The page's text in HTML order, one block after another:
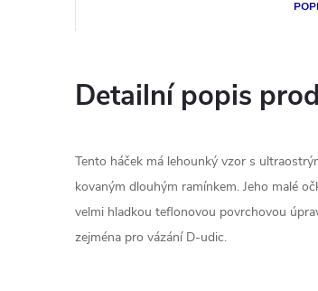
Detailní popis
Tento háček má lehounký vzor s
kovaným dlouhým ramínkem. Jeho malé
velmi hladkou teflonovou povrchovou
zejména pro vázání D-udic.